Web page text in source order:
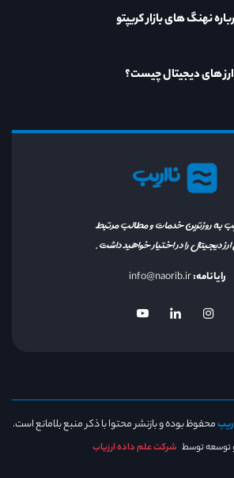
نااریب
به روزترین خدمات و مطالب مرتبط
ارز دیجیتال را در اختیار خواهید داشت.
رایانامه:info@naorib.ir
نهنگ های بازار کریپتو
ارز های دیجیتال چیست؟
محفوظ بوده و بازنشر محتوا با ذکر منبع بلامانع است.
توسعه توسط شرکت علم داده ارزیاب